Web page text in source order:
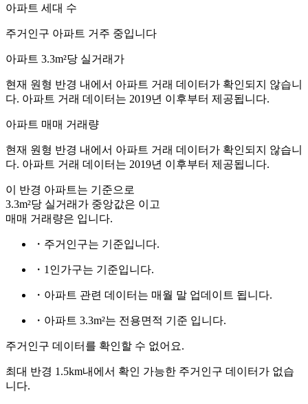
아파트 세대 수
주거인구 아파트 거주 중입니다
아파트 3.3m²당 실거래가
현재 원형 반경 내에서 아파트 거래 데이터가 확인되지 않습니
다. 아파트 거래 데이터는 2019년 이후부터 제공됩니다.
아파트 매매 거래량
현재 원형 반경 내에서 아파트 거래 데이터가 확인되지 않습니
다. 아파트 거래 데이터는 2019년 이후부터 제공됩니다.
이 반경 아파트는 기준으로
3.3m²당 실거래가 중앙값은 이고
매매 거래량은 입니다.
・주거인구는 기준입니다.
・1인가구는 기준입니다.
・아파트 관련 데이터는 매월 말 업데이트 됩니다.
・아파트 3.3m²는 전용면적 기준 입니다.
주거인구 데이터를 확인할 수 없어요.
최대 반경 1.5km내에서 확인 가능한 주거인구 데이터가 없습
니다.